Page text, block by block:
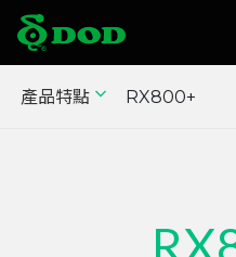
Bosnia and
產品特點 RX800+